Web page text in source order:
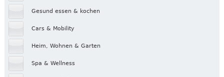
Gesund essen & kochen
Cars & Mobility
Heim, Wohnen & Garten
Spa & Wellness